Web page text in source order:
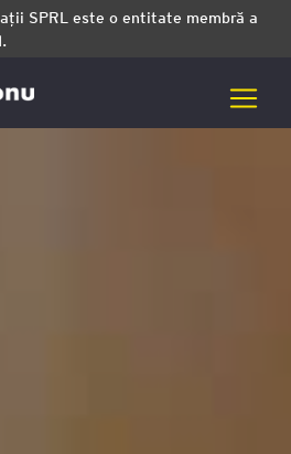
SPRL este o entitate membră a